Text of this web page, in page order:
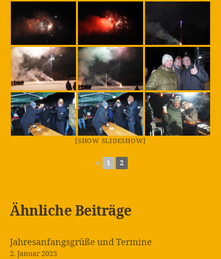
[SHOW SLIDESHOW]
◄ 1 2
Ähnliche Beiträge
Jahresanfangsgrüße und Termine
2. Januar 2025